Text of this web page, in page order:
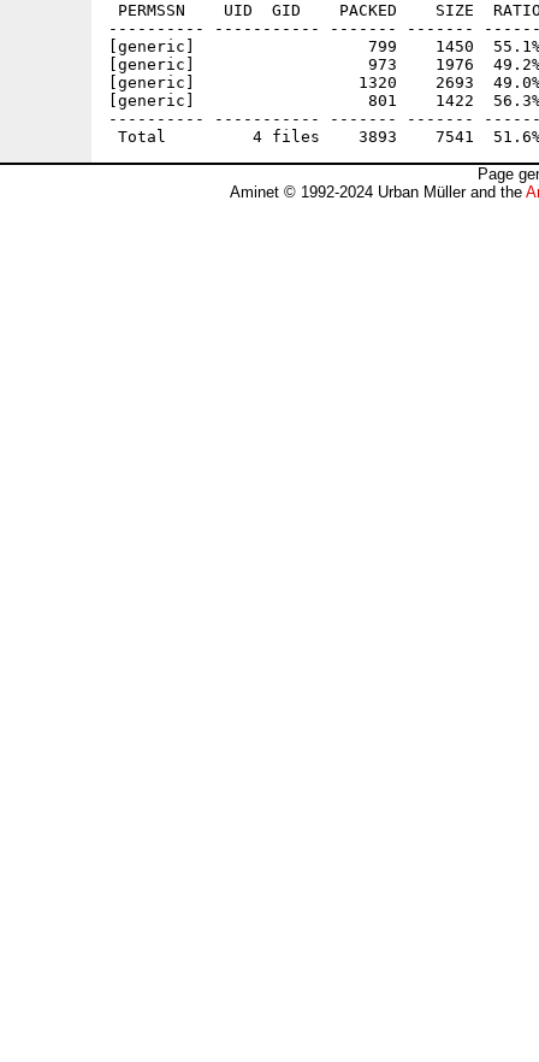
PERMSSN    UID  GID    PACKED    SIZE
---------- ----------- ------- -------
[generic]                  799    1450  55.1%
[generic]                  973    1976  49.2%
[generic]                 1320    2693  49.0%
[generic]                  801    1422  56.3%
---------- ----------- ------- -------
Page
Aminet © 1992-2024 Urban Müller and the